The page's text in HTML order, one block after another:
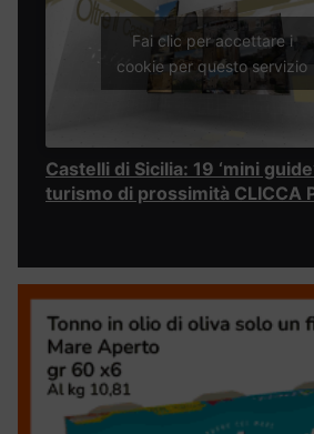
Fai clic per accettare i
cookie per questo servizio
Castelli di Sicilia: 19 ‘mini
turismo di prossimità CLICCA